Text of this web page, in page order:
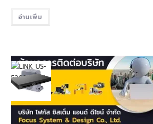
อ่านเพิ่ม